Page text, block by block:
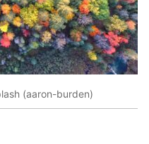
(aaron-burden)